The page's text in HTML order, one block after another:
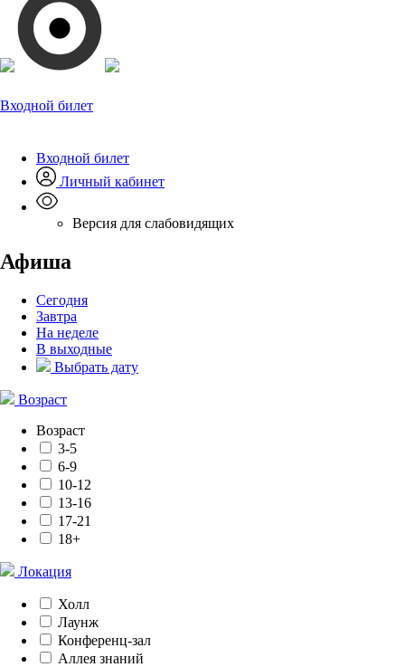
Входной билет
Входной билет
Личный кабинет
Версия для слабовидящих
Афиша
Сегодня
Завтра
На неделе
В выходные
Выбрать дату
Возраст
Возраст
3-5
6-9
10-12
13-16
17-21
18+
Локация
Холл
Лаунж
Конференц-зал
Аллея знаний